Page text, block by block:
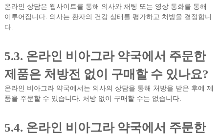
온라인 상담은 웹사이트를 통해 의사와 채팅 또는 영상 통화를 통해
이루어집니다. 의사는 환자의 건강 상태를 평가하고 처방을 결정합니
다.
5.3. 온라인 비아그라 약국에서 주문한
제품은 처방전 없이 구매할 수 있나요?
온라인 비아그라 약국에서는 의사의 상담을 통해 처방을 받은 후에 제
품을 주문할 수 있습니다. 처방 없이 구매할 수는 없습니다.
5.4. 온라인 비아그라 약국에서 주문한